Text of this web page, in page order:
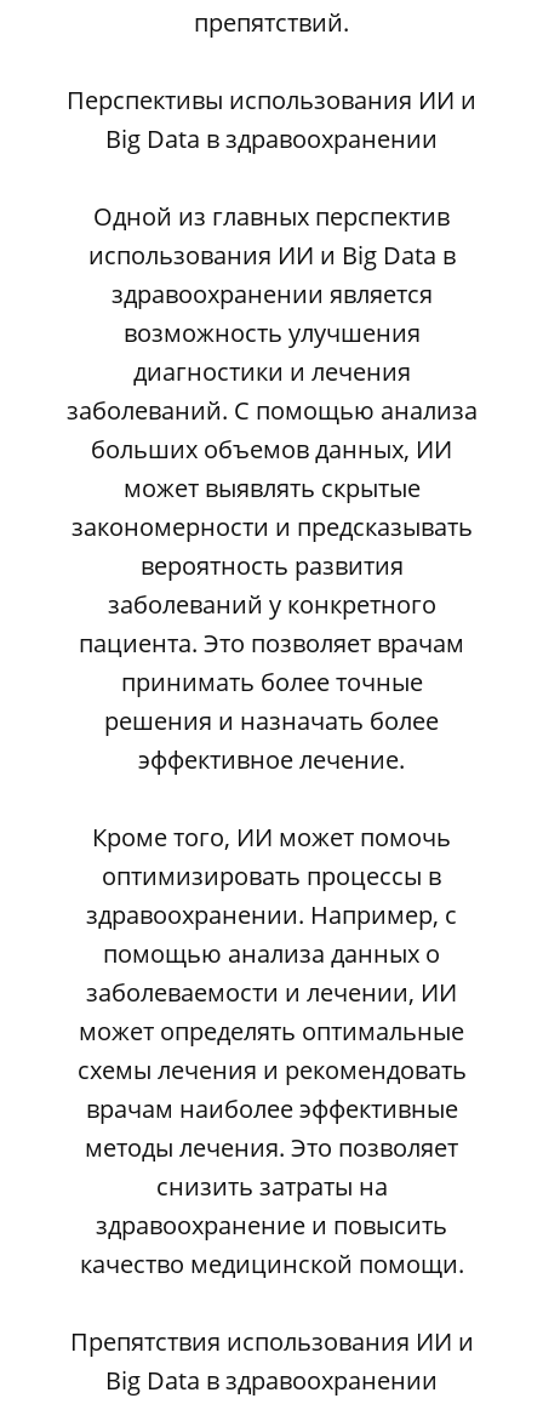
препятствий.
Перспективы использования ИИ и
Big Data в здравоохранении
Одной из главных перспектив
использования ИИ и Big Data в
здравоохранении является
возможность улучшения
диагностики и лечения
заболеваний. С помощью анализа
больших объемов данных, ИИ
может выявлять скрытые
закономерности и предсказывать
вероятность развития
заболеваний у конкретного
пациента. Это позволяет врачам
принимать более точные
решения и назначать более
эффективное лечение.
Кроме того, ИИ может помочь
оптимизировать процессы в
здравоохранении. Например, с
помощью анализа данных о
заболеваемости и лечении, ИИ
может определять оптимальные
схемы лечения и рекомендовать
врачам наиболее эффективные
методы лечения. Это позволяет
снизить затраты на
здравоохранение и повысить
качество медицинской помощи.
Препятствия использования ИИ и
Big Data в здравоохранении